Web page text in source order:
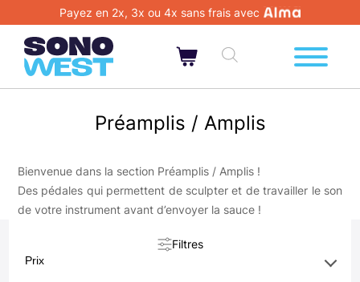
Payez en 2x, 3x ou 4x sans frais avec
Préamplis / Amplis
Bienvenue dans la section Préamplis / Amplis !
Des pédales qui permettent de sculpter et de travailler le son
de votre instrument avant d’envoyer la sauce !
Filtres
Prix